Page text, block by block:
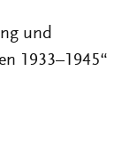
und
1933–1945“